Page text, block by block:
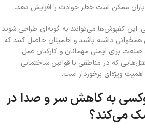
ممکن است خطر حوادث را افزایش دهد.
این کفپوش‌ها می‌توانند به گونه‌ای طراحی شوند
همخوانی داشته باشند و اطمینان حاصل کنند که
صنعت برای ایمنی مهمانان و کارکنان عمل
که در مناطقی با قوانین ساختمانی
ویژه‌ای برخوردار است.
به کاهش سر و صدا در
می‌کند؟